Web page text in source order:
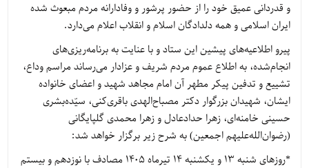
و قدردانی عمیق خود را از حضور پرشور و وفادارانه مردم مبعوث شده
ایران اسلامی و همه دلدادگان اسلام و انقلاب اعلام می‌دارد.
پیرو اطلاعیه‌های پیشین این ستاد و با عنایت به برنامه‌ریزی‌های
انجام‌شده، به اطلاع عموم مردم شریف و عزادار می‌رساند مراسم وداع،
تشییع و تدفین پیکر مطهر آن امام مجاهد شهید و اعضای خانواده
ایشان، شهیدان بزرگوار دکتر مصباح‌الهدی باقری‌کنی، سیّده‌بشری
حسینی خامنه‌ای، زهرا حدادعادل و زهرا محمدی گلپایگانی
(رضوان‌الله‌علیهم اجمعین) به شرح زیر برگزار خواهد شد:
*روز‌های شنبه ۱۳ و یکشنبه ۱۴ تیرماه ۱۴۰۵ مصادف با نوزدهم و بیستم